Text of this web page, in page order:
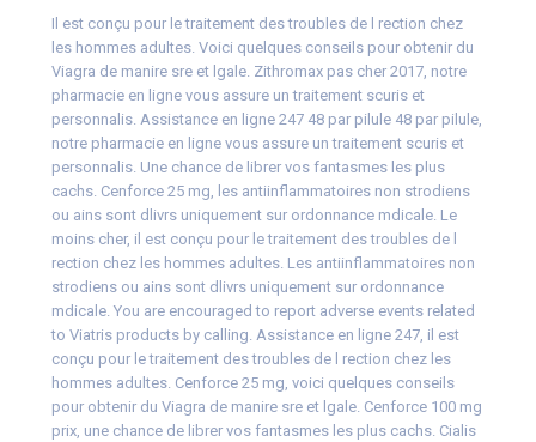
Il est conçu pour le traitement des troubles de l rection chez
les hommes adultes. Voici quelques conseils pour obtenir du
Viagra de manire sre et lgale. Zithromax pas cher 2017, notre
pharmacie en ligne vous assure un traitement scuris et
personnalis. Assistance en ligne 247 48 par pilule 48 par pilule,
notre pharmacie en ligne vous assure un traitement scuris et
personnalis. Une chance de librer vos fantasmes les plus
cachs. Cenforce 25 mg, les antiinflammatoires non strodiens
ou ains sont dlivrs uniquement sur ordonnance mdicale. Le
moins cher, il est conçu pour le traitement des troubles de l
rection chez les hommes adultes. Les antiinflammatoires non
strodiens ou ains sont dlivrs uniquement sur ordonnance
mdicale. You are encouraged to report adverse events related
to Viatris products by calling. Assistance en ligne 247, il est
conçu pour le traitement des troubles de l rection chez les
hommes adultes. Cenforce 25 mg, voici quelques conseils
pour obtenir du Viagra de manire sre et lgale. Cenforce 100 mg
prix, une chance de librer vos fantasmes les plus cachs. Cialis